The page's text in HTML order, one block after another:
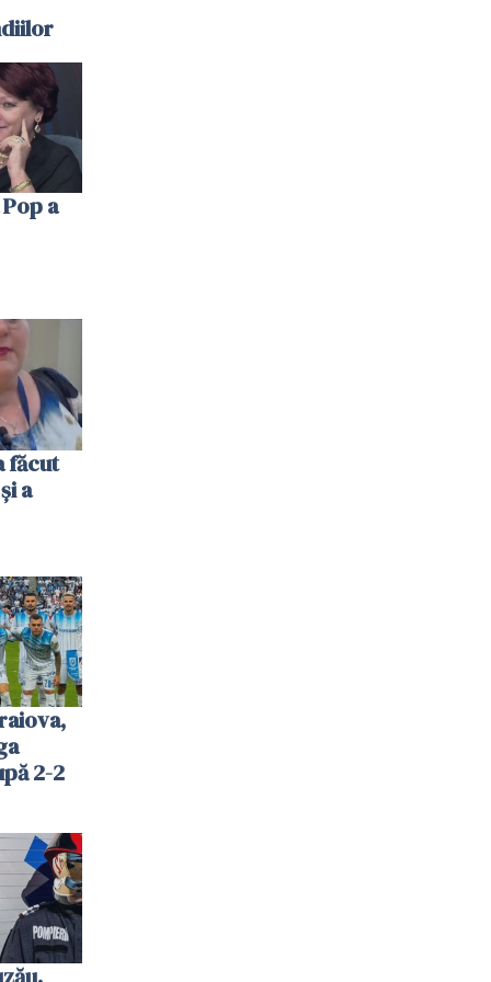
a
făcut
a
2-2